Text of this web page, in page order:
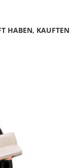
HABEN, KAUFTEN